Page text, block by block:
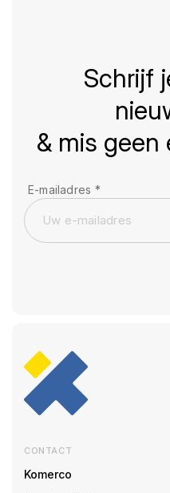
Schrijf
& mis geen
E-mailadres *
CONTACT
Komerco